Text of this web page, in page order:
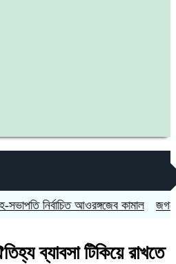
আওরঙ্গজেব কামাল জগন্নাথপুরে
ব্যাবসা টিকিয়ে রাখতে